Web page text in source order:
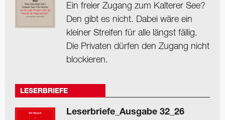
Ein freier Zugang zum Kalterer See?
Den gibt es nicht. Dabei wäre ein
kleiner Streifen für alle längst fällig.
Die Privaten dürfen den Zugang nicht
blockieren.
LESERBRIEFE
Leserbriefe_Ausgabe 32_26